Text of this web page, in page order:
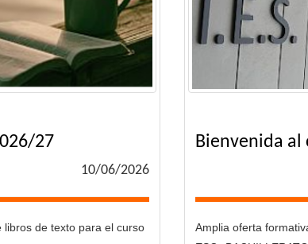
27
10/06/2026
libros de texto para el curso
Bienvenida al
Amplia oferta